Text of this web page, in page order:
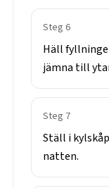
Steg 6
Häll
jämna till
Steg 7
Ställ ikylskåp
natten.